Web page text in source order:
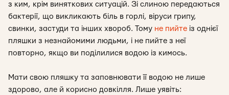
з ким, крім виняткових ситуацій. Зі слиною передаються
бактерії, що викликають біль в горлі, віруси грипу,
свинки, застуди та інших хвороб. Тому не пийте із однієї
пляшки з незнайомими людьми, і не пийте з неї
повторно, якщо ви поділилися водою із кимось.
Мати свою пляшку та заповнювати її водою не лише
здорово, але й корисно довкілля. Лише уявіть: